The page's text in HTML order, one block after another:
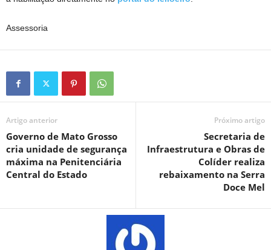
Assessoria
Artigo anterior
Governo de Mato Grosso
cria unidade de segurança
máxima na Penitenciária
Central do Estado
Próximo artigo
Secretaria de
Infraestrutura e Obras de
Colíder realiza
rebaixamento na Serra
Doce Mel